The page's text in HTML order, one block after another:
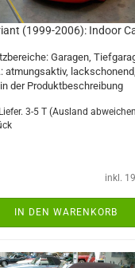
(1999-2006): Indoor
Garagen,
atmungsaktiv,
der Produktbeschreibung
3-5 T (Ausland
inkl.
IN DEN WARENKORB